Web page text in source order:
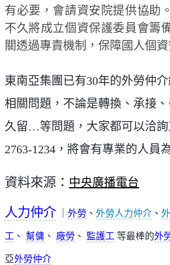
有必要，會請資安院提供協助
不久將成立個資保護委員會籌
關透過專責機制，保障國人個資
東南亞集團已有30年的外勞仲
相關問題，不論是轉換、承接
久留…等問題，大家都可以洽詢
2763-1234，將會有專業的人員
資料來源： 中央廣播電台
人力仲介 外勞 、 外勞人力仲介 、
工 、 幫傭 、 廠勞 、 監護工 等最棒的外
亞外勞仲介